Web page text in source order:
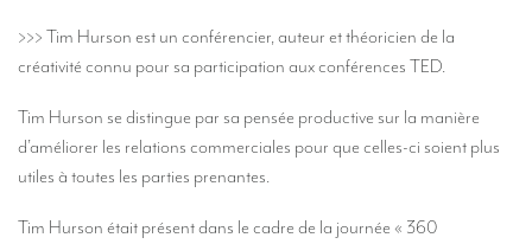
INTERPRÉTATION
Nos services d’interprétation
Interprétation simultanée à distance (en ligne)
Conseils pour organiser votre visioconférence multilingue
>>> Tim Hurson est un conférencier, auteur et théoricien de la
créativité connu pour sa participation aux conférences TED.
Tim Hurson se distingue par sa pensée productive sur la manière
d’améliorer les relations commerciales pour que celles-ci soient plus
utiles à toutes les parties prenantes.
Tim Hurson était présent dans le cadre de la journée « 360